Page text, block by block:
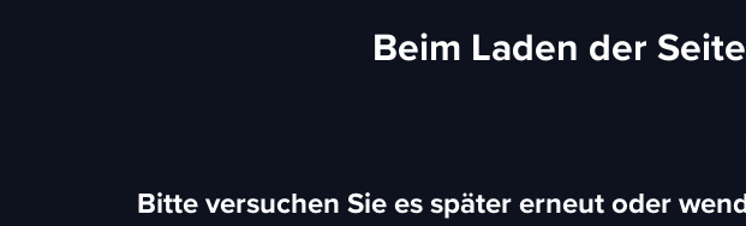
Beim Laden der
Bitte versuchen Sie es später erneut oder